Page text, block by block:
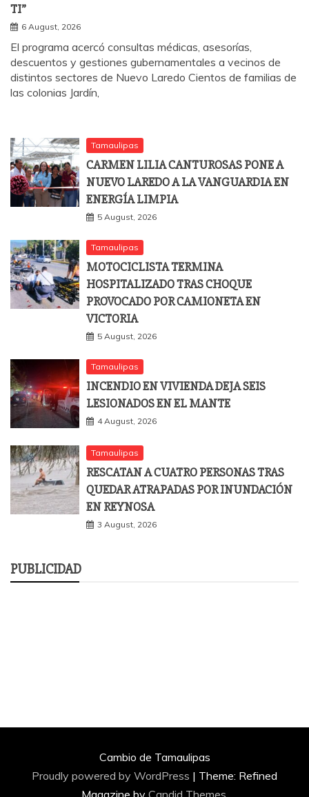
TI”
6 August, 2026
El programa acercó consultas médicas, asesorías,
descuentos y gestiones gubernamentales a vecinos de
distintos sectores de Nuevo Laredo Cientos de familias de
las colonias Jardín,
Tamaulipas
CARMEN LILIA CANTUROSAS PONE A
NUEVO LAREDO A LA VANGUARDIA EN
ENERGÍA LIMPIA
5 August, 2026
Tamaulipas
MOTOCICLISTA TERMINA
HOSPITALIZADO TRAS CHOQUE
PROVOCADO POR CAMIONETA EN
VICTORIA
5 August, 2026
Tamaulipas
INCENDIO EN VIVIENDA DEJA SEIS
LESIONADOS EN EL MANTE
4 August, 2026
Tamaulipas
RESCATAN A CUATRO PERSONAS TRAS
QUEDAR ATRAPADAS POR INUNDACIÓN
EN REYNOSA
3 August, 2026
PUBLICIDAD
Cambio de Tamaulipas
Proudly powered by WordPress | Theme: Refined
Magazine by Candid Themes